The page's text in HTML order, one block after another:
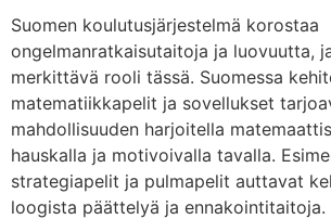
Suomen koulutusjärjestelmä korostaa
ongelmanratkaisutaitoja ja luovuutta,
merkittävä rooli tässä. Suomessa
matematiikkapelit ja sovellukset
mahdollisuuden harjoitella
hauskalla ja motivoivalla tavalla.
strategiapelit ja pulmapelit auttavat
loogista päättelyä ja ennakointitaitoja.